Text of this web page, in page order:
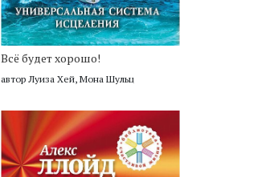
Всё будет хорошо!
автор Луиза Хей, Мона Шульц